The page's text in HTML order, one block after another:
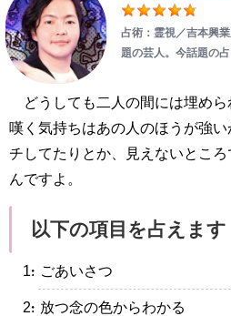
占術：霊視／吉本興
題の芸人。今話題の
どうしても二人の間には埋め
嘆く気持ちはあの人のほうが強
チしてたりとか、見えないとこ
んですよ。
以下の項目を占えます
・ごあいさつ
・放つ念の色からわかる